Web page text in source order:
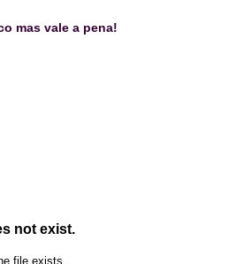
mas vale a pena!